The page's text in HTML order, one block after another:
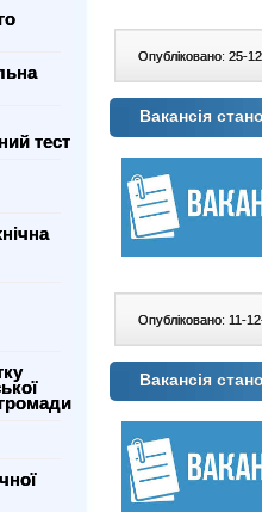
тест
Опубліковано: 25-
Вакансія
Опубліковано: 11-
Вакансія